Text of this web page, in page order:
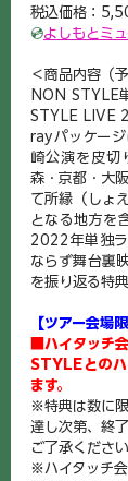
税込価格：
💿よしもとミ
＜商品内容（
NON STYLE
STYLE LIVE
rayパッケー
崎公演を皮切
森・京都・大
て所縁（しょ
となる地方を
2022年単独ラ
ならず舞台裏
を振り返る特
【ツアー会場
■ハイタッチ
STYLEとのハ
ます。
※特典は数に限
達し次第、終
ご了承ください
※ハイタッチ